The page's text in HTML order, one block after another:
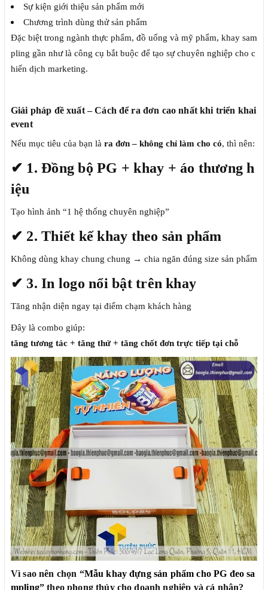
Sự kiện giới thiệu sản phẩm mới
Chương trình dùng thử sản phẩm
Đặc biệt trong ngành thực phẩm, đồ uống và mỹ phẩm, khay sam
pling gần như là công cụ bắt buộc để tạo sự chuyên nghiệp cho c
hiến dịch marketing.
Giải pháp đề xuất – Cách để ra đơn cao nhất khi triển khai
event
Nếu mục tiêu của bạn là ra đơn – không chỉ làm cho có, thì nên:
✔ 1. Đồng bộ PG + khay + áo thương h
iệu
Tạo hình ảnh “1 hệ thống chuyên nghiệp”
✔ 2. Thiết kế khay theo sản phẩm
Không dùng khay chung chung → chia ngăn đúng size sản phẩm
✔ 3. In logo nổi bật trên khay
Tăng nhận diện ngay tại điểm chạm khách hàng
Đây là combo giúp:
tăng tương tác + tăng thử + tăng chốt đơn trực tiếp tại chỗ
Vì sao nên chọn “Mẫu khay đựng sản phẩm cho PG đeo sa
mpling” theo phong thủy cho doanh nghiệp và cá nhân?